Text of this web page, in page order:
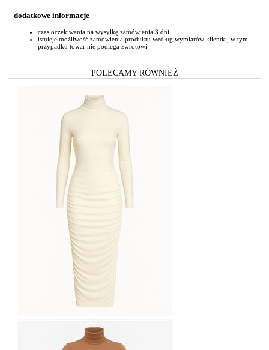
dodatkowe informacje
czas oczekiwania na wysyłkę zamówienia 3 dni
istnieje możliwość zamówienia produktu według wymiarów klientki, w tym
przypadku towar nie podlega zwrotowi
POLECAMY RÓWNIEŻ